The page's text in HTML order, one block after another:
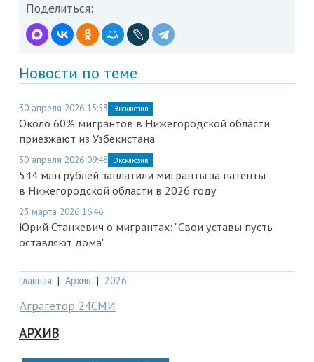
Поделиться:
Новости по теме
30 апреля 2026 15:53 Эксклюзив
Около 60% мигрантов в Нижегородской области
приезжают из Узбекистана
30 апреля 2026 09:48 Эксклюзив
544 млн рублей заплатили мигранты за патенты
в Нижегородской области в 2026 году
23 марта 2026 16:46
Юрий Станкевич о мигрантах: "Свои уставы пусть
оставляют дома"
Главная | Архив | 2026
Аграгетор 24СМИ
АРХИВ